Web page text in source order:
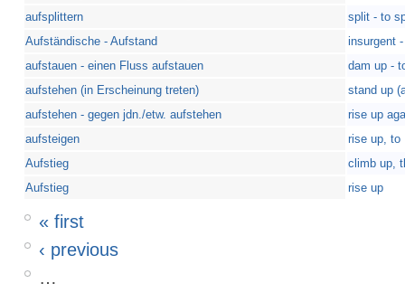
aufsplittern
split - to
Aufständische - Aufstand
insurgent
aufstauen - einen Fluss aufstauen
dam up -
aufstehen (in Erscheinung treten)
stand up
aufstehen - gegen jdn./etw. aufstehen
rise up
aufsteigen
rise up, to
Aufstieg
climb up,
Aufstieg
rise up
« first
‹ previous
…